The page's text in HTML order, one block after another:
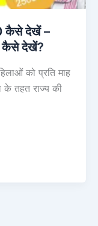
कैसे देखें –
कैसे देखें?
को प्रति माह
के तहत राज्य की